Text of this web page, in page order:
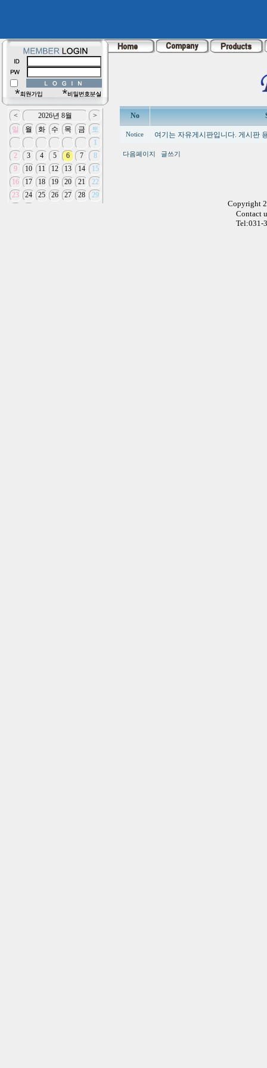
No
Notice 여기는 자유게시판입니다. 게시판
다음페이지 글쓰기
Copyright
Contact
Tel:031-